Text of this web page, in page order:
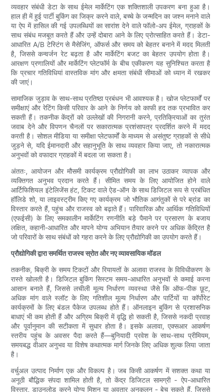
व्यवहार संबंधी डेटा के साथ ईमेल मार्केटिंग एक शक्तिशाली उपकरण बना हुआ है।
हाल ही में हुई पार्टी बुकिंग का जिक्र करने वाले, बच्चे के जन्मदिन का जश्न मनाने वाले
या ऐप में हासिल की गई उपलब्धियों का सारांश देने वाले फॉलो-अप ईमेल, ग्राहकों के
साथ संबंध मजबूत करते हैं और उन्हें दोबारा आने के लिए प्रोत्साहित करते हैं। डेटा-
आधारित A/B टेस्टिंग से मैसेजिंग, ऑफर्स और समय को बेहतर बनाने में मदद मिलती
है, जिससे कन्वर्जन रेट बढ़ता है और मार्केटिंग बजट का बेहतर उपयोग होता है।
आरक्षण प्रणालियों और मार्केटिंग प्लेटफॉर्म के बीच एकीकरण यह सुनिश्चित करता है
कि प्रचार गतिविधियां वास्तविक मांग और क्षमता संबंधी सीमाओं को ध्यान में रखकर
की जाएं।
सामाजिक जुड़ाव के साथ-साथ प्रतिष्ठा प्रबंधन भी आवश्यक है। खोज प्लेटफार्मों पर
समीक्षाएं और रेटिंग किसी परिवार के आने के निर्णय को काफी हद तक प्रभावित कर
सकती हैं। तकनीक केंद्रों को उल्लेखों की निगरानी करने, प्रतिक्रियाओं का तुरंत
जवाब देने और विपणन चैनलों पर सकारात्मक प्रशंसापत्र प्रदर्शित करने में मदद
करती है। सोशल मीडिया या समीक्षा प्लेटफार्मों के माध्यम से असंतुष्ट ग्राहकों से सीधे
जुड़ने से, यदि ईमानदारी और सहानुभूति के साथ व्यवहार किया जाए, तो नकारात्मक
अनुभवों को वफादार ग्राहकों में बदला जा सकता है।
अंततः, आयोजन और मौसमी कार्यक्रम प्रौद्योगिकी का लाभ उठाकर व्यापक और
व्यक्तिगत अनुभव प्रदान करते हैं। सीमित समय के लिए आयोजित होने वाले
आर्टिफिशियल इंटेलिजेंस हंट, टिकट वाले ऐड-ऑन के साथ डिजिटल रूप से प्रबंधित
हॉलिडे शो, या लाइवस्ट्रीम किए गए कार्यक्रम जो भौतिक आगंतुकों से परे ब्रांड का
विस्तार करते हैं, पहुंच और राजस्व को बढ़ाते हैं। पारिवारिक और आर्थिक गतिविधियों
(एफईसी) के लिए समकालीन मार्केटिंग रणनीति बड़े पैमाने पर प्रसारण के बजाय
लक्षित, कहानी-आधारित और मापने योग्य अभियान तैयार करने पर अधिक केंद्रित है
जो परिवारों के साथ संबंधों को गहरा करने के लिए प्रौद्योगिकी का उपयोग करते हैं।
प्रौद्योगिकी द्वारा समर्थित राजस्व स्रोत और नए व्यावसायिक मॉडल
तकनीक, बिक्री के समय टिकटों और रियायतों के अलावा राजस्व के विविधीकरण के
रास्ते खोलती है। डिजिटल बुकिंग सिस्टम समय-आधारित अनुभवों से कमाई करना
आसान बनाते हैं, जिससे लचीली मूल्य निर्धारण व्यवस्था जैसे कि ऑफ-पीक छूट,
अधिक मांग वाले स्लॉट के लिए गतिशील मूल्य निर्धारण और पार्टियों या कॉर्पोरेट
कार्यक्रमों के लिए बंडल पैकेज उपलब्ध होते हैं। ऑनलाइन बुकिंग से प्रशासनिक
बाधाएं भी कम होती हैं और अग्रिम बिक्री में वृद्धि हो सकती है, जिससे नकदी प्रवाह
और पूर्वानुमान की सटीकता में सुधार होता है। इसके अलावा, एक्सआर आकर्षण
स्तरीय पहुंच के अवसर पैदा करते हैं—बुनियादी प्रवेश के साथ-साथ प्रीमियम,
समयबद्ध वीआर अनुभव या विशेष कथात्मक मार्ग जिनके लिए अधिक शुल्क लिया जाता
है।
वर्चुअल उत्पाद निर्माण एक और विकल्प है। जब किसी आकर्षण में सशक्त कथा या
अनूठी बौद्धिक संपदा शामिल होती है, तो केंद्र डिजिटल सामग्री - ऐप-आधारित
विस्तार, डाउनलोड करने योग्य मिशन या अवतार अनुकूलन - बेच सकते हैं, जिससे